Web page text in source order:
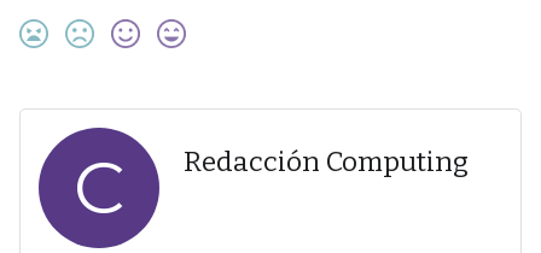
C Redacción Computing